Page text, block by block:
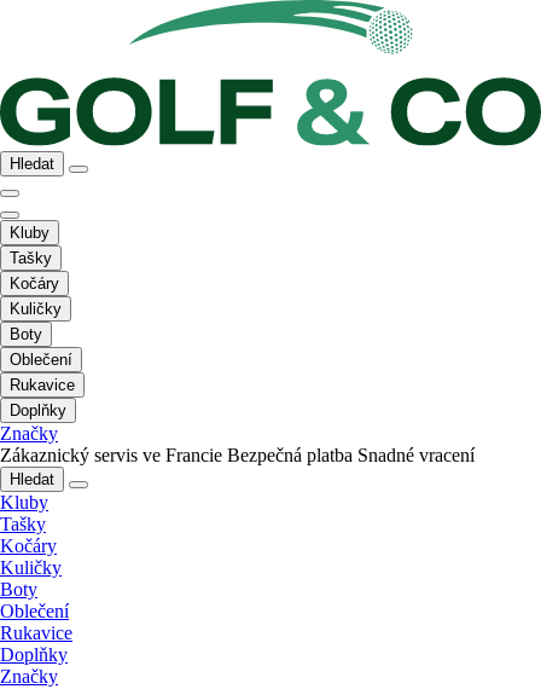
Hledat
Kluby
Tašky
Kočáry
Kuličky
Boty
Oblečení
Rukavice
Doplňky
Značky
Zákaznický servis ve Francie Bezpečná platba Snadné vracení
Hledat
Kluby
Tašky
Kočáry
Kuličky
Boty
Oblečení
Rukavice
Doplňky
Značky